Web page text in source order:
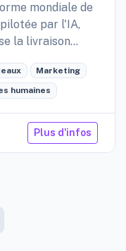
mondiale de
par l'IA,
la livraison
Marketing
humaines
Plus d'infos